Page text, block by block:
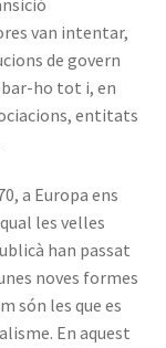
van intentar,
de govern
ho tot i, en
entitats
a Europa ens
les velles
han passat
noves formes
són les que es
En aquest